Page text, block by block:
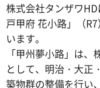
株式会社タンザワ
戸甲府 花小路」（
います。
「甲州夢小路」は
として、明治・大正
築物群の整備を行